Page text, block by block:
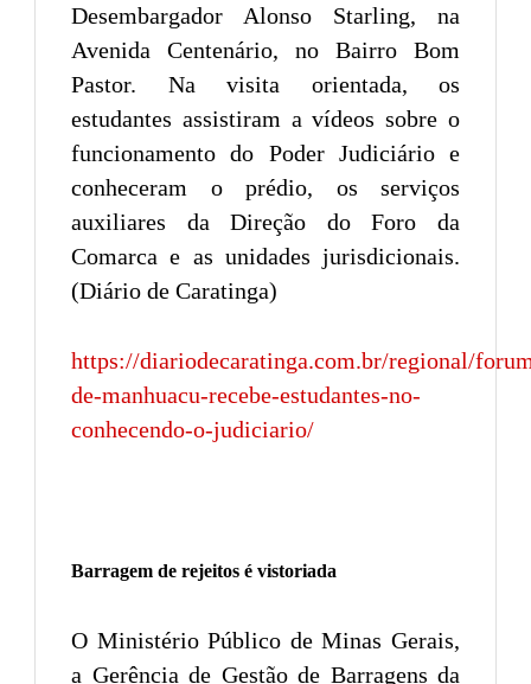
Desembargador Alonso Starling, na
Avenida Centenário, no Bairro Bom
Pastor. Na visita orientada, os
estudantes assistiram a vídeos sobre o
funcionamento do Poder Judiciário e
conheceram o prédio, os serviços
auxiliares da Direção do Foro da
Comarca e as unidades jurisdicionais.
(Diário de Caratinga)
https://diariodecaratinga.com.br/regional/
de-manhuacu-recebe-estudantes-no-
conhecendo-o-judiciario/
Barragem de rejeitos é vistoriada
O Ministério Público de Minas Gerais,
a Gerência de Gestão de Barragens da